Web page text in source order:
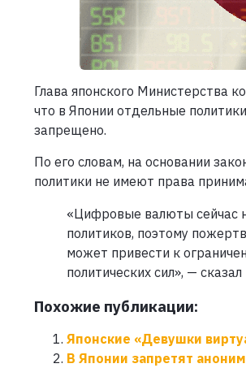
Глава японского Министерства
что в Японии отдельные
запрещено.
По его словам, на основании
политики не имеют права
«Цифровые валюты сейчас
политиков, поэтому
может привести к
политических сил», —
Похожие публикации:
Японские «Девушки
В Японии запретят